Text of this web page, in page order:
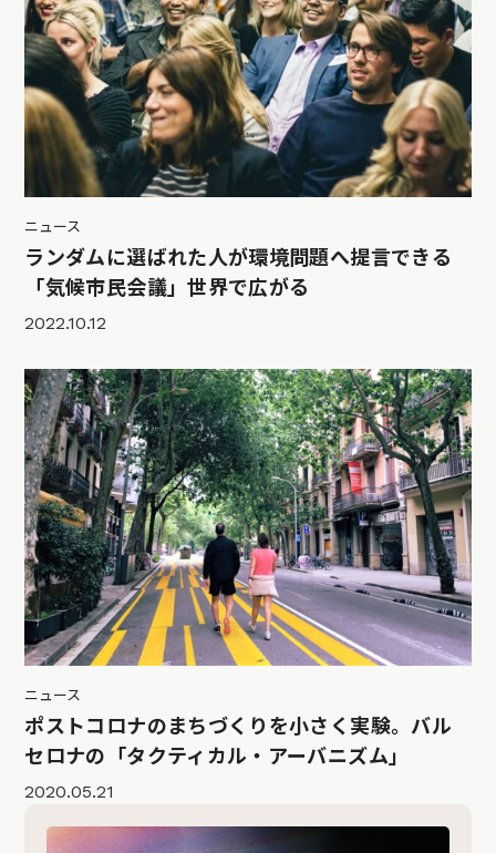
ニュース
ランダムに選ばれた人が環境問題へ提言できる
「気候市民会議」世界で広がる
2022.10.12
ニュース
ポストコロナのまちづくりを小さく実験。バル
セロナの「タクティカル・アーバニズム」
2020.05.21